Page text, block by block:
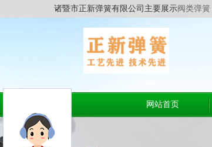
诸暨市正新弹簧有限公司主要展示阀类弹簧
网站首页